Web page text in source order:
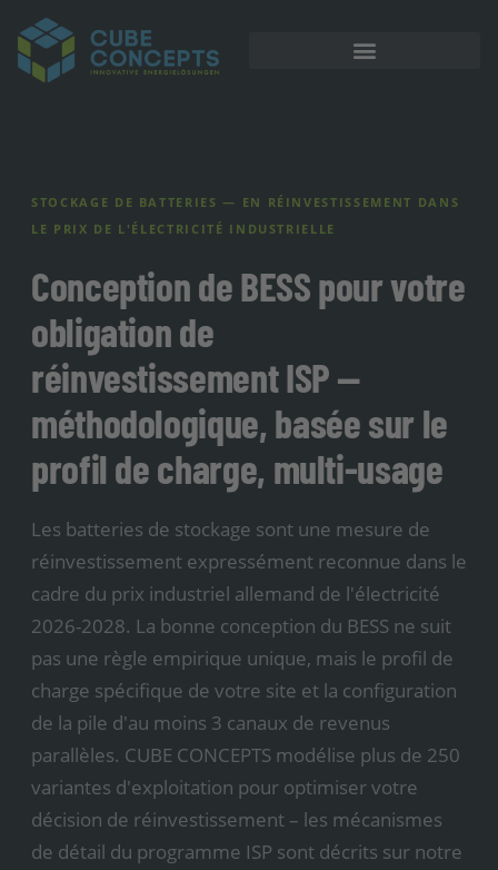
STOCKAGE DE BATTERIES — EN RÉINVESTISSEMENT DANS
LE PRIX DE L'ÉLECTRICITÉ INDUSTRIELLE
Conception de BESS pour votre
obligation de
réinvestissement ISP —
méthodologique, basée sur le
profil de charge, multi-usage
Les batteries de stockage sont une mesure de
réinvestissement expressément reconnue dans le
cadre du prix industriel allemand de l'électricité
2026-2028. La bonne conception du BESS ne suit
pas une règle empirique unique, mais le profil de
charge spécifique de votre site et la configuration
de la pile d'au moins 3 canaux de revenus
parallèles. CUBE CONCEPTS modélise plus de 250
variantes d'exploitation pour optimiser votre
décision de réinvestissement – les mécanismes
de détail du programme ISP sont décrits sur notre